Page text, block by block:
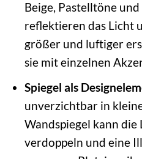
Beige, Pastelltöne
reflektieren das Licht
größer und luftiger
sie mit einzelnen
Spiegel als
unverzichtbar in
Wandspiegel kann die
verdoppeln und eine